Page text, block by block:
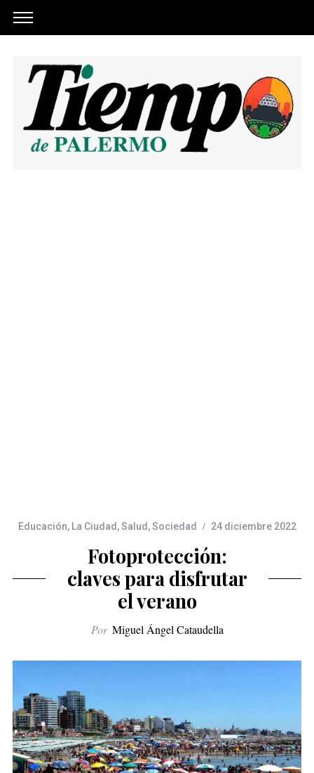
Educación, La Ciudad ,Salud ,Sociedad 24 diciembre 2022
Fotoprotección:
claves para disfrutar
el verano
Por Miguel Ángel Cataudella